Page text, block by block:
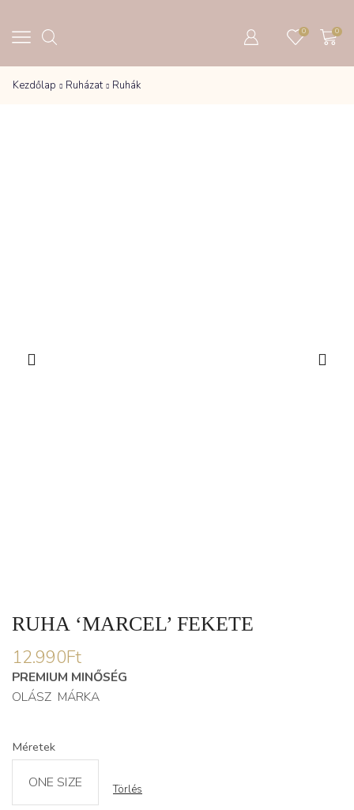
0 0
Kezdőlap Ruházat Ruhák
RUHA ‘MARCEL’ FEKETE
12.990Ft
PREMIUM MINŐSÉG
OLÁSZ MÁRKA
Méretek
ONE SIZE Törlés